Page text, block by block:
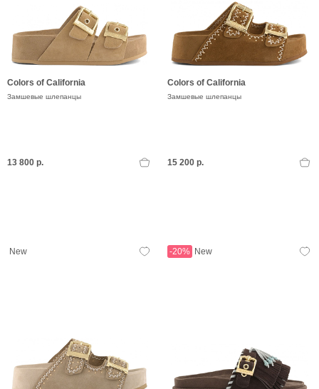
Colors of California
Замшевые шлепанцы
13 800 р.
Colors of California
Замшевые шлепанцы
15 200 р.
New -20% New